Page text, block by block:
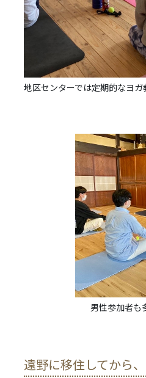
地区センターでは定期的なヨガ
男性参加者も多か
遠野に移住してから